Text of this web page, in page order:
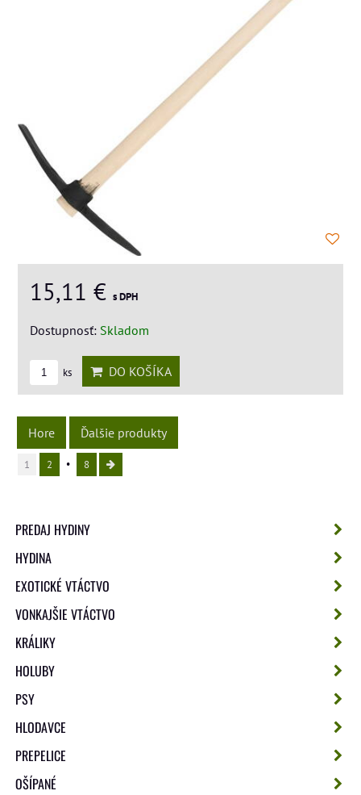
15,11 € s DPH
Dostupnosť: Skladom
ks DO KOŠÍKA
Hore Ďalšie produkty
1 2 8
PREDAJ HYDINY
HYDINA
EXOTICKÉ VTÁCTVO
VONKAJŠIE VTÁCTVO
KRÁLIKY
HOLUBY
PSY
HLODAVCE
PREPELICE
OŠÍPANÉ